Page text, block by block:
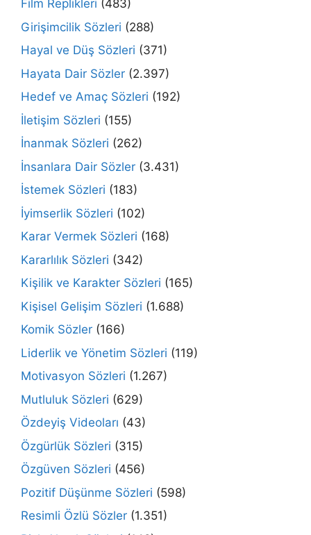
Film Replikleri (483)
Girişimcilik Sözleri (288)
Hayal ve Düş Sözleri (371)
Hayata Dair Sözler (2.397)
Hedef ve Amaç Sözleri (192)
İletişim Sözleri (155)
İnanmak Sözleri (262)
İnsanlara Dair Sözler (3.431)
İstemek Sözleri (183)
İyimserlik Sözleri (102)
Karar Vermek Sözleri (168)
Kararlılık Sözleri (342)
Kişilik ve Karakter Sözleri (165)
Kişisel Gelişim Sözleri (1.688)
Komik Sözler (166)
Liderlik ve Yönetim Sözleri (119)
Motivasyon Sözleri (1.267)
Mutluluk Sözleri (629)
Özdeyiş Videoları (43)
Özgürlük Sözleri (315)
Özgüven Sözleri (456)
Pozitif Düşünme Sözleri (598)
Resimli Özlü Sözler (1.351)